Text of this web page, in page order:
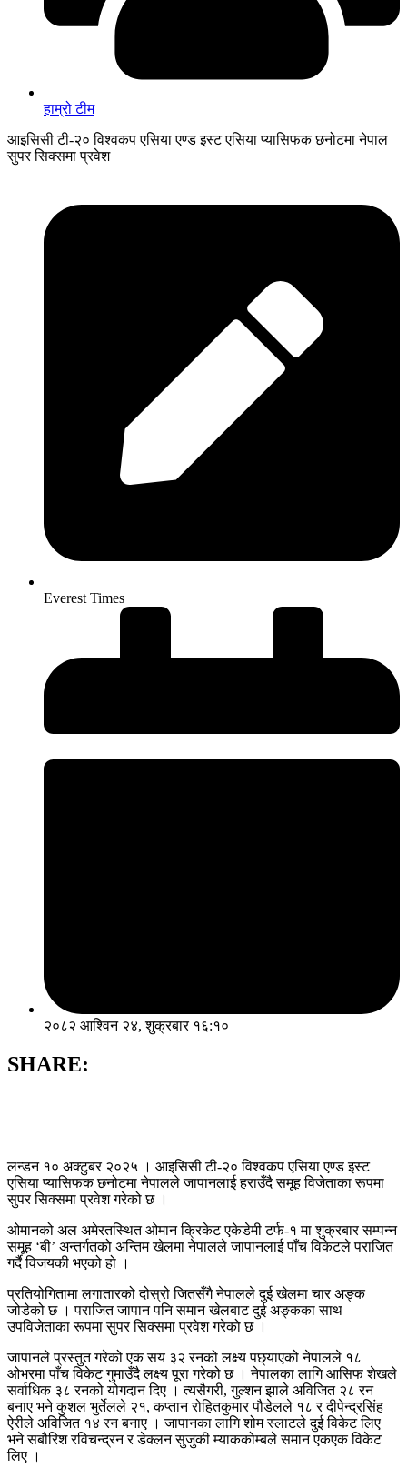
हाम्रो टीम
आइसिसी टी-२० विश्वकप एसिया एण्ड इस्ट एसिया प्यासिफक छनोटमा नेपाल
सुपर सिक्समा प्रवेश
Everest Times
२०८२ आश्विन २४, शुक्रबार १६:१०
SHARE:
लन्डन १० अक्टुबर २०२५ । आइसिसी टी-२० विश्वकप एसिया एण्ड इस्ट
एसिया प्यासिफक छनोटमा नेपालले जापानलाई हराउँदै समूह विजेताका रूपमा
सुपर सिक्समा प्रवेश गरेको छ ।
ओमानको अल अमेरतस्थित ओमान क्रिकेट एकेडेमी टर्फ-१ मा शुक्रबार सम्पन्न
समूह ‘बी’ अन्तर्गतको अन्तिम खेलमा नेपालले जापानलाई पाँच विकेटले पराजित
गर्दै विजयकी भएको हो ।
प्रतियोगितामा लगातारको दोस्रो जितसँगै नेपालले दुई खेलमा चार अङ्क
जोडेको छ । पराजित जापान पनि समान खेलबाट दुई अङ्कका साथ
उपविजेताका रूपमा सुपर सिक्समा प्रवेश गरेको छ ।
जापानले प्रस्तुत गरेको एक सय ३२ रनको लक्ष्य पछ्याएको नेपालले १८
ओभरमा पाँच विकेट गुमाउँदै लक्ष्य पूरा गरेको छ । नेपालका लागि आसिफ शेखले
सर्वाधिक ३८ रनको योगदान दिए । त्यसैगरी, गुल्शन झाले अविजित २८ रन
बनाए भने कुशल भुर्तेलले २१, कप्तान रोहितकुमार पौडेलले १८ र दीपेन्द्रसिंह
ऐरीले अविजित १४ रन बनाए । जापानका लागि शोम स्लाटले दुई विकेट लिए
भने सबौरिश रविचन्द्रन र डेक्लन सुजुकी म्याककोम्बले समान एकएक विकेट
लिए ।